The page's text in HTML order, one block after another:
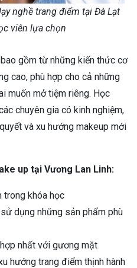
nghề trang điểm tại Đà Lạt
viên lựa chọn
gồm từ những kiến thức cơ
cao, phù hợp cho cả những
muốn mở tiệm riêng. Học
chuyên gia có kinh nghiệm,
và xu hướng makeup mới
up tại Vương Lan Linh:
trong khóa học
dụng những sản phẩm phù
nhất với gương mặt
hướng trang điểm thịnh hành